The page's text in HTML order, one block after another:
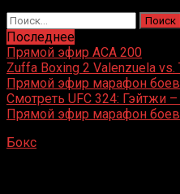
Найти:
Последнее
Прямой эфир ACA 200
Zuffa Boxing 2 Valenzuela
Прямой эфир марафон боев
Смотреть UFC 324: Гэйтжи
Прямой эфир марафон боев
Бокс